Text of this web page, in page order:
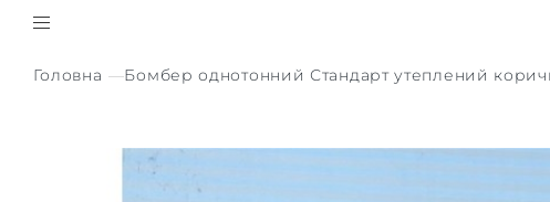
Головна Бомбер однотонний Стандарт утеплений